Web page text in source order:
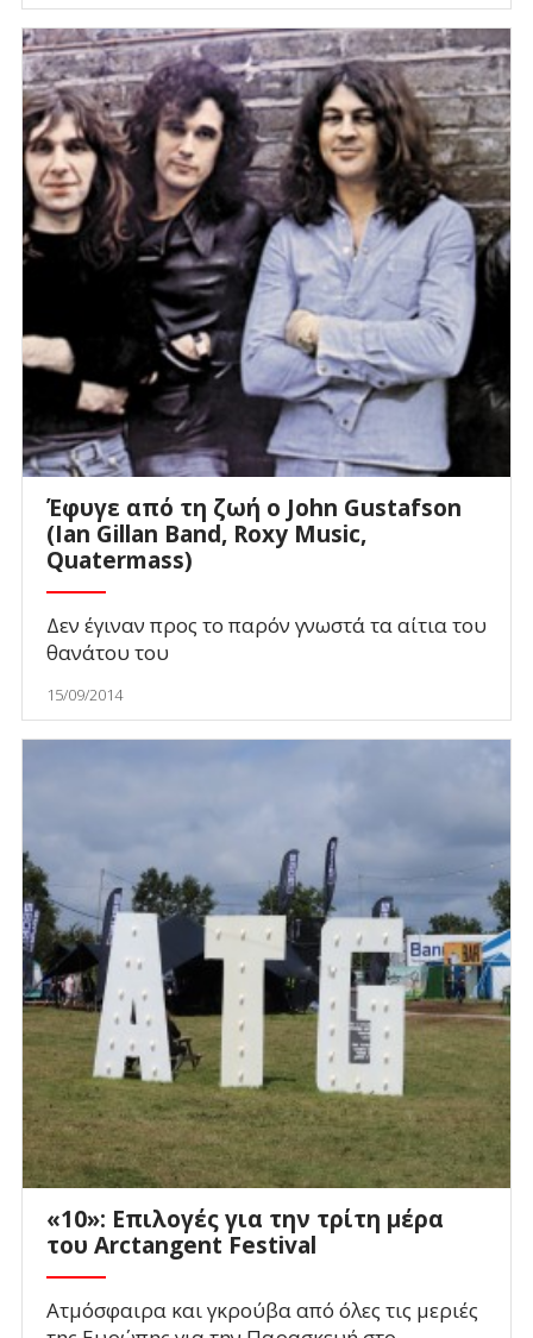
Έφυγε από τη ζωή ο John Gustafson
(Ian Gillan Band, Roxy Music,
Quatermass)
Δεν έγιναν προς το παρόν γνωστά τα αίτια του
θανάτου του
15/09/2014
«10»: Επιλογές για την τρίτη μέρα
του Arctangent Festival
Ατμόσφαιρα και γκρούβα από όλες τις μεριές